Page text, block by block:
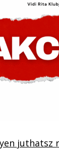
juthatsz